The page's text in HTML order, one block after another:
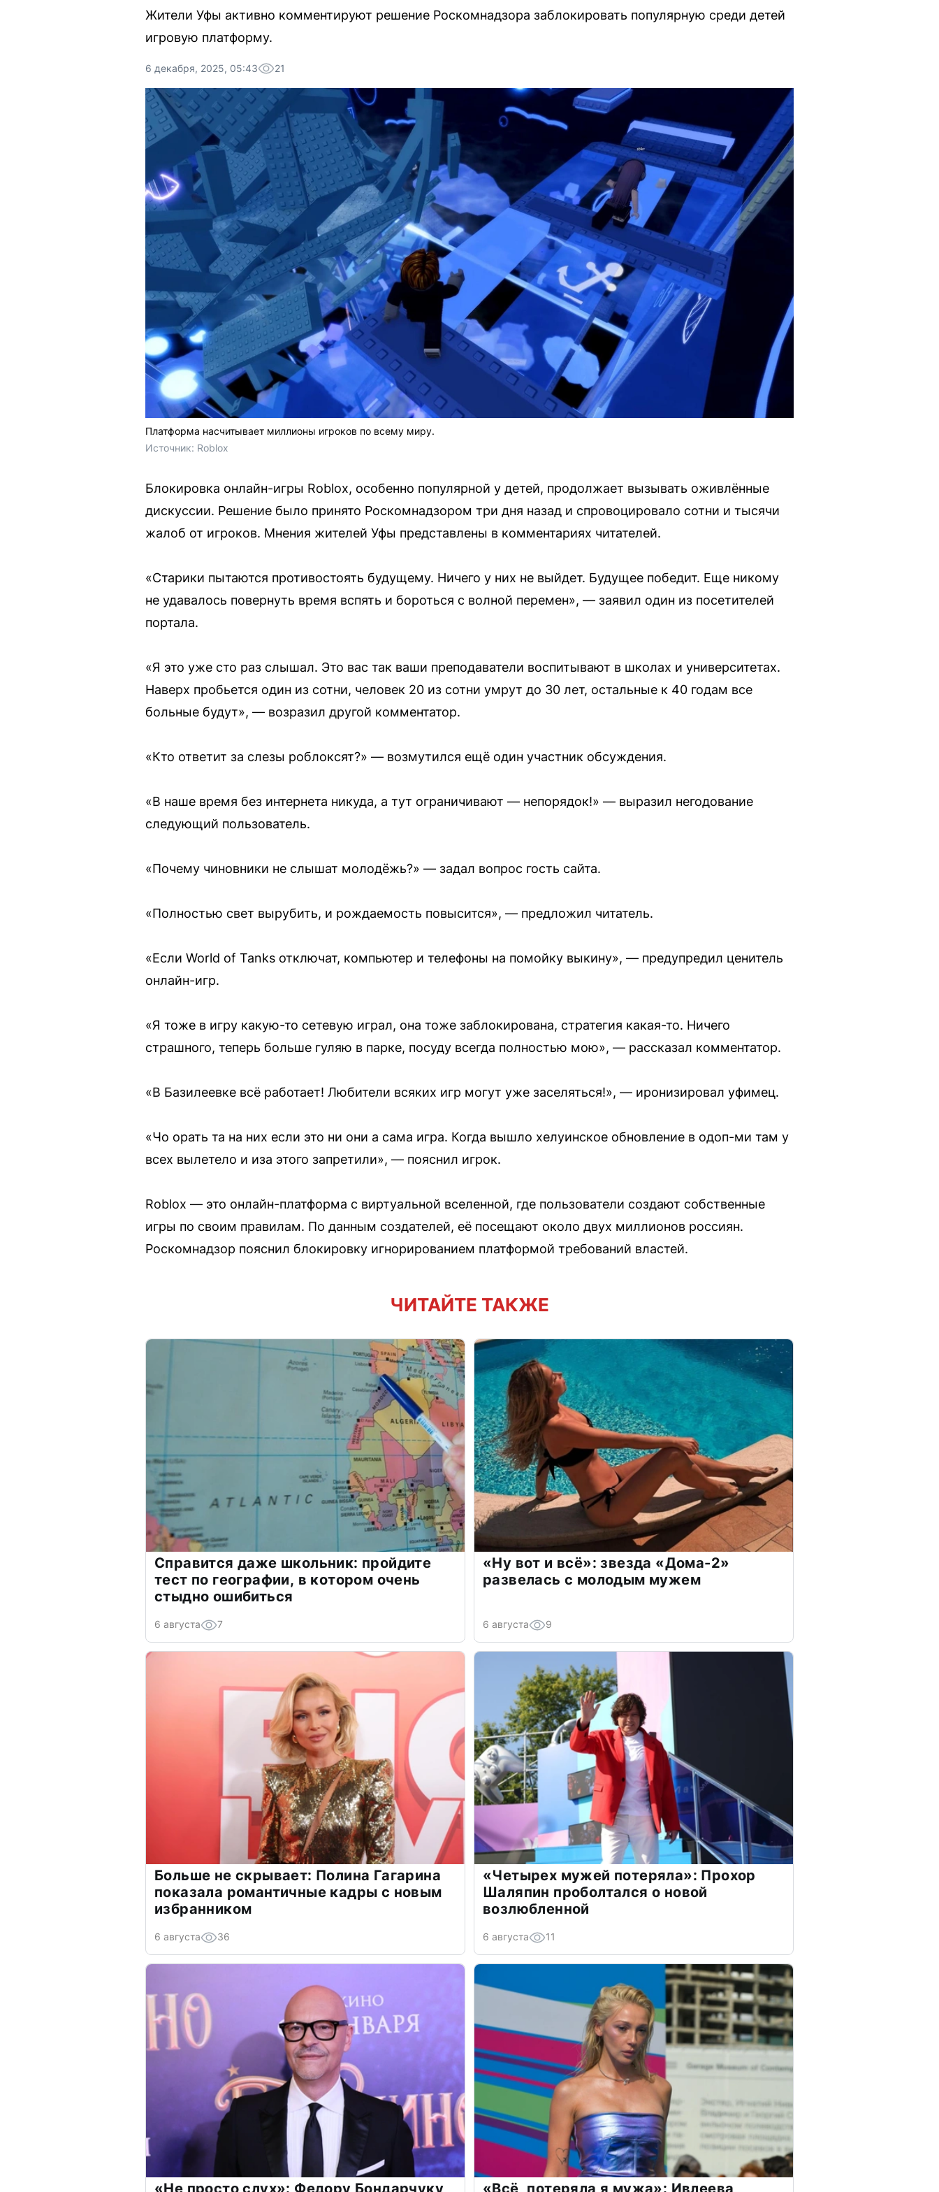
Жители Уфы активно комментируют решение Роскомнадзора заблокировать популярную среди детей
игровую платформу.
6 декабря, 2025, 05:43 21
Платформа насчитывает миллионы игроков по всему миру.
Источник: Roblox
Блокировка онлайн-игры Roblox, особенно популярной у детей, продолжает вызывать оживлённые
дискуссии. Решение было принято Роскомнадзором три дня назад и спровоцировало сотни и тысячи
жалоб от игроков. Мнения жителей Уфы представлены в комментариях читателей.
«Старики пытаются противостоять будущему. Ничего у них не выйдет. Будущее победит. Еще никому
не удавалось повернуть время вспять и бороться с волной перемен», — заявил один из посетителей
портала.
«Я это уже сто раз слышал. Это вас так ваши преподаватели воспитывают в школах и университетах.
Наверх пробьется один из сотни, человек 20 из сотни умрут до 30 лет, остальные к 40 годам все
больные будут», — возразил другой комментатор.
«Кто ответит за слезы роблоксят?» — возмутился ещё один участник обсуждения.
«В наше время без интернета никуда, а тут ограничивают — непорядок!» — выразил негодование
следующий пользователь.
«Почему чиновники не слышат молодёжь?» — задал вопрос гость сайта.
«Полностью свет вырубить, и рождаемость повысится», — предложил читатель.
«Если World of Tanks отключат, компьютер и телефоны на помойку выкину», — предупредил ценитель
онлайн-игр.
«Я тоже в игру какую-то сетевую играл, она тоже заблокирована, стратегия какая-то. Ничего
страшного, теперь больше гуляю в парке, посуду всегда полностью мою», — рассказал комментатор.
«В Базилеевке всё работает! Любители всяких игр могут уже заселяться!», — иронизировал уфимец.
«Чо орать та на них если это ни они а сама игра. Когда вышло хелуинское обновление в одоп-ми там у
всех вылетело и иза этого запретили», — пояснил игрок.
Roblox — это онлайн-платформа с виртуальной вселенной, где пользователи создают собственные
игры по своим правилам. По данным создателей, её посещают около двух миллионов россиян.
Роскомнадзор пояснил блокировку игнорированием платформой требований властей.
ЧИТАЙТЕ ТАКЖЕ
Справится даже школьник: пройдите
тест по географии, в котором очень
стыдно ошибиться
6 августа 7
«Ну вот и всё»: звезда «Дома-2»
развелась с молодым мужем
6 августа 9
Больше не скрывает: Полина Гагарина
показала романтичные кадры с новым
избранником
6 августа 36
«Четырех мужей потеряла»: Прохор
Шаляпин проболтался о новой
возлюбленной
6 августа 11
«Не просто слух»: Федору Бондарчуку «Всё, потеряла я мужа»: Ивлеева